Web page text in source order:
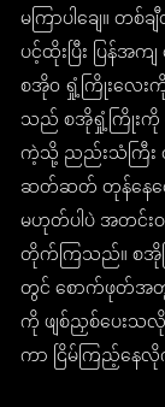
မကြာပါချေ။ တ
ပင့်ထိုးပြီး ပြန်အ
စအို၀ ရှုံ့ကြိုးလေ
သည် စအိုရှုံ့ကြိုးကို
ကဲ့သို့ ညည်းသံကြီး
ဆတ်ဆတ် တုန်နေတေ
မဟုတ်ပါပဲ အတင်း
တိုက်ကြသည်။ စအိုက
တွင် စောက်ဖုတ်အတွ
ကို ဖျစ်ညှစ်ပေးသလို
ကာ ငြိမ်ကြည့်န